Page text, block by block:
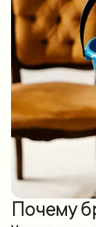
Почему